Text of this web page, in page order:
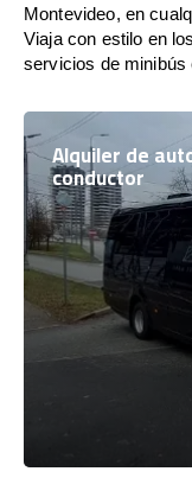
Montevideo, en
Viaja con estilo en
servicios de minibús
Alquiler de
conductor